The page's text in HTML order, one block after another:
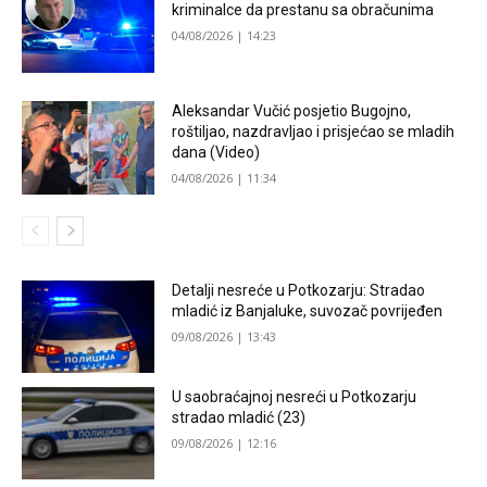
kriminalce da prestanu sa obračunima
04/08/2026 | 14:23
Aleksandar Vučić posjetio Bugojno,
roštiljao, nazdravljao i prisjećao se mladih
dana (Video)
04/08/2026 | 11:34
Detalji nesreće u Potkozarju: Stradao
mladić iz Banjaluke, suvozač povrijeđen
09/08/2026 | 13:43
U saobraćajnoj nesreći u Potkozarju
stradao mladić (23)
09/08/2026 | 12:16